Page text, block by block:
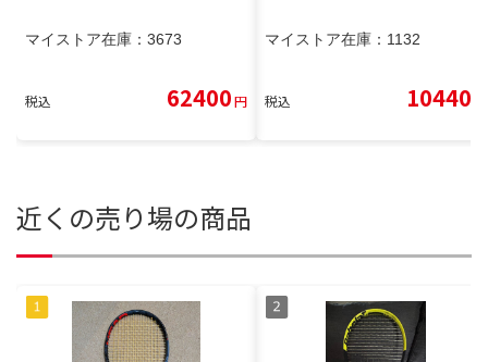
マイストア在庫： 3673
税込 62400円
マイストア在庫： 1132
税込 10440
近くの売り場の商品